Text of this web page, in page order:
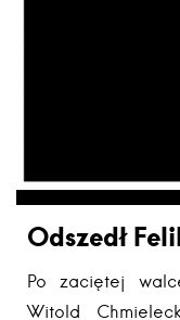
Odszedł
Po zaciętej
Witold